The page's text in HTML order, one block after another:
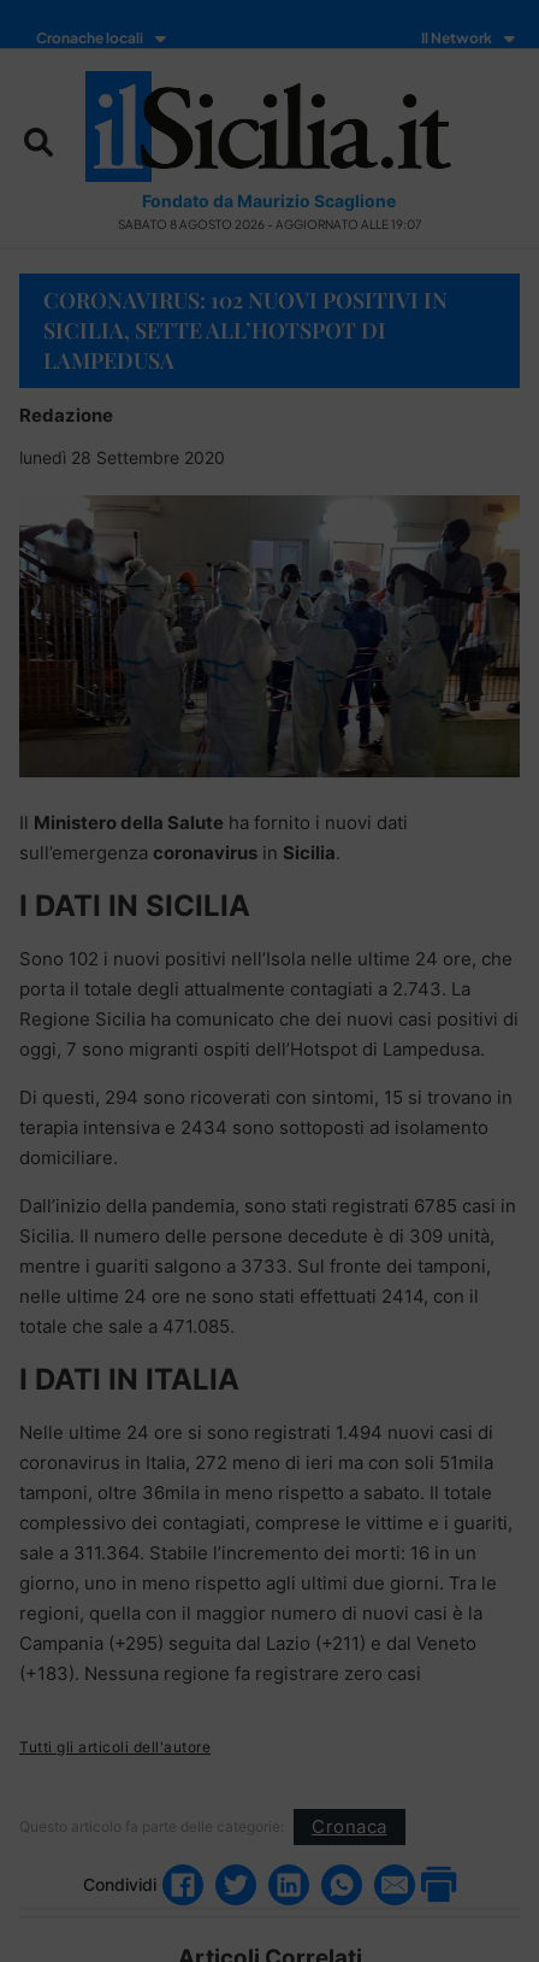
Cronache locali Il Network
Fondato da Maurizio Scaglione
SABATO 8 AGOSTO 2026 - AGGIORNATO ALLE 19:07
CORONAVIRUS: 102 NUOVI POSITIVI IN
SICILIA, SETTE ALL’HOTSPOT DI
LAMPEDUSA
Redazione
lunedì 28 Settembre 2020
Il Ministero della Salute ha fornito i nuovi dati
sull’emergenza coronavirus in Sicilia.
I DATI IN SICILIA
Sono 102 i nuovi positivi nell’Isola nelle ultime 24 ore, che
porta il totale degli attualmente contagiati a 2.743. La
Regione Sicilia ha comunicato che dei nuovi casi positivi di
oggi, 7 sono migranti ospiti dell’Hotspot di Lampedusa.
Di questi, 294 sono ricoverati con sintomi, 15 si trovano in
terapia intensiva e 2434 sono sottoposti ad isolamento
domiciliare.
Dall’inizio della pandemia, sono stati registrati 6785 casi in
Sicilia. Il numero delle persone decedute è di 309 unità,
mentre i guariti salgono a 3733. Sul fronte dei tamponi,
nelle ultime 24 ore ne sono stati effettuati 2414, con il
totale che sale a 471.085.
I DATI IN ITALIA
Nelle ultime 24 ore si sono registrati 1.494 nuovi casi di
coronavirus in Italia, 272 meno di ieri ma con soli 51mila
tamponi, oltre 36mila in meno rispetto a sabato. Il totale
complessivo dei contagiati, comprese le vittime e i guariti,
sale a 311.364. Stabile l’incremento dei morti: 16 in un
giorno, uno in meno rispetto agli ultimi due giorni. Tra le
regioni, quella con il maggior numero di nuovi casi è la
Campania (+295) seguita dal Lazio (+211) e dal Veneto
(+183). Nessuna regione fa registrare zero casi
Tutti gli articoli dell'autore
Questo articolo fa parte delle categorie: Cronaca
Condividi